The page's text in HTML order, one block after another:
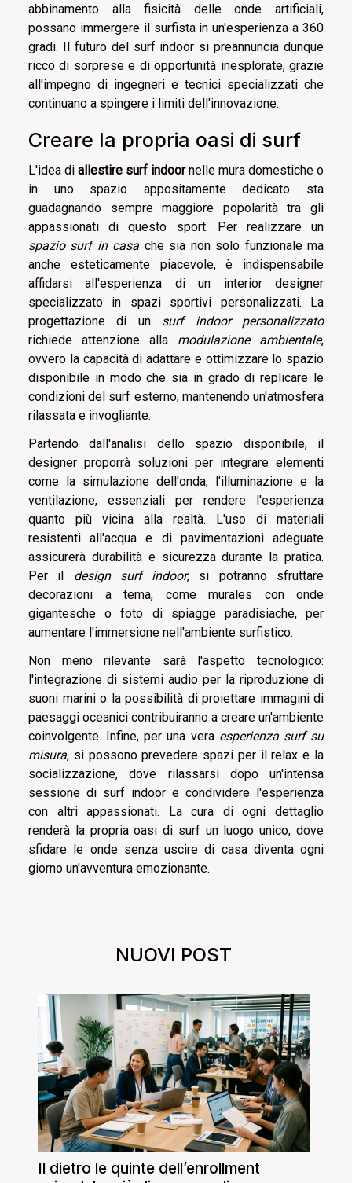
abbinamento alla fisicità delle onde artificiali,
possano immergere il surfista in un'esperienza a 360
gradi. Il futuro del surf indoor si preannuncia dunque
ricco di sorprese e di opportunità inesplorate, grazie
all'impegno di ingegneri e tecnici specializzati che
continuano a spingere i limiti dell'innovazione.
Creare la propria oasi di surf
L'idea di allestire surf indoornelle mura domestiche o
in uno spazio appositamente dedicato sta
guadagnando sempre maggiore popolarità tra gli
appassionati di questo sport. Per realizzare un
spazio surf in casa che sia non solo funzionale ma
anche esteticamente piacevole, è indispensabile
affidarsi all'esperienza di un interior designer
specializzato in spazi sportivi personalizzati. La
progettazione di un surf indoor personalizzato
richiede attenzione alla modulazione ambientale,
ovvero la capacità di adattare e ottimizzare lo spazio
disponibile in modo che sia in grado di replicare le
condizioni del surf esterno, mantenendo un'atmosfera
rilassata e invogliante.
Partendo dall'analisi dello spazio disponibile, il
designer proporrà soluzioni per integrare elementi
come la simulazione dell'onda, l'illuminazione e la
ventilazione, essenziali per rendere l'esperienza
quanto più vicina alla realtà. L'uso di materiali
resistenti all'acqua e di pavimentazioni adeguate
assicurerà durabilità e sicurezza durante la pratica.
Per il design surf indoor, si potranno sfruttare
decorazioni a tema, come murales con onde
gigantesche o foto di spiagge paradisiache, per
aumentare l'immersione nell'ambiente surfistico.
Non meno rilevante sarà l'aspetto tecnologico:
l'integrazione di sistemi audio per la riproduzione di
suoni marini o la possibilità di proiettare immagini di
paesaggi oceanici contribuiranno a creare un'ambiente
coinvolgente. Infine, per una vera esperienza surf su
misura, si possono prevedere spazi per il relax e la
socializzazione, dove rilassarsi dopo un'intensa
sessione di surf indoor e condividere l'esperienza
con altri appassionati. La cura di ogni dettaglio
renderà la propria oasi di surf un luogo unico, dove
sfidare le onde senza uscire di casa diventa ogni
giorno un'avventura emozionante.
NUOVI POST
Il dietro le quinte dell’enrollment